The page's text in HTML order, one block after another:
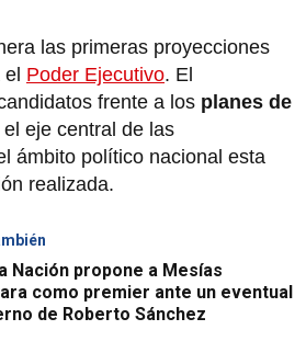
las primeras proyecciones
Poder Ejecutivo. El
frente a los planes de
eje central de las
ámbito político nacional esta
realizada.
Nación propone a Mesías
como premier ante un eventual
de Roberto Sánchez